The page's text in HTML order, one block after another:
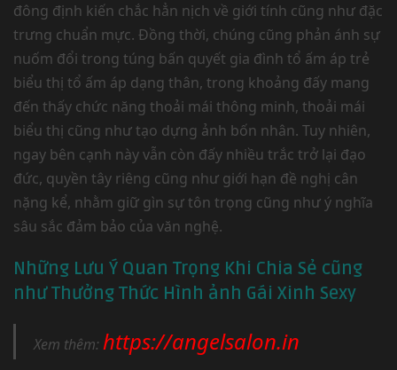
đông định kiến chắc hẳn nịch về giới tính cũng như đặc
trưng chuẩn mực. Đồng thời, chúng cũng phản ánh sự
nuốm đổi trong túng bấn quyết gia đình tổ ấm áp trẻ
biểu thị tổ ấm áp dạng thân, trong khoảng đấy mang
đến thấy chức năng thoải mái thông minh, thoải mái
biểu thị cũng như tạo dựng ảnh bốn nhân. Tuy nhiên,
ngay bên cạnh này vẫn còn đấy nhiều trắc trở lại đạo
đức, quyền tây riêng cũng như giới hạn đề nghị cân
nặng kể, nhằm giữ gìn sự tôn trọng cũng như ý nghĩa
sâu sắc đảm bảo của văn nghệ.
Những Lưu Ý Quan Trọng Khi Chia Sẻ cũng
như Thưởng Thức Hình ảnh Gái Xinh Sexy
Xem thêm: https://angelsalon.in